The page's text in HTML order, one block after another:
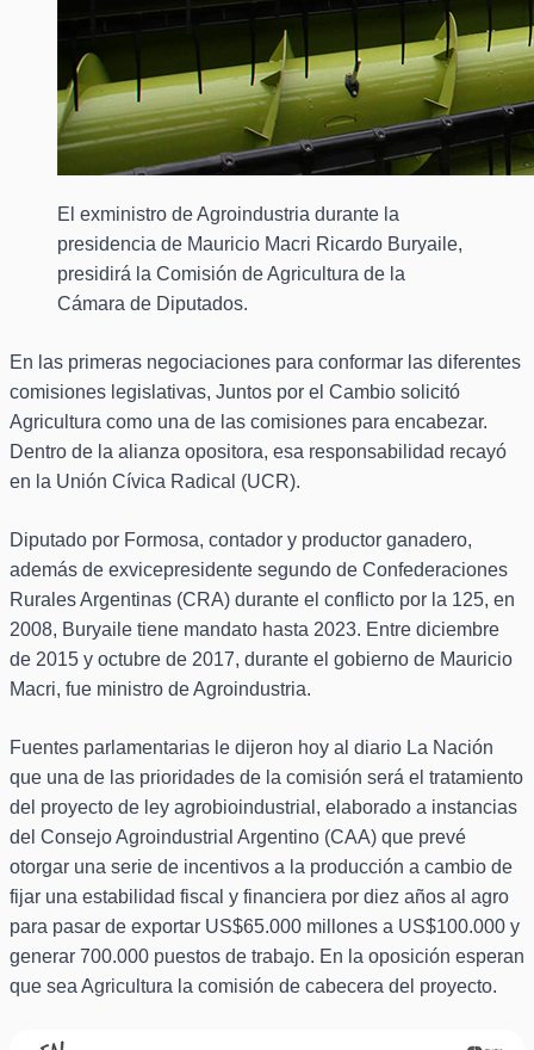
El exministro de Agroindustria durante la
presidencia de Mauricio Macri Ricardo Buryaile,
presidirá la Comisión de Agricultura de la
Cámara de Diputados.
En las primeras negociaciones para conformar las diferentes
comisiones legislativas, Juntos por el Cambio solicitó
Agricultura como una de las comisiones para encabezar.
Dentro de la alianza opositora, esa responsabilidad recayó
en la Unión Cívica Radical (UCR).
Diputado por Formosa, contador y productor ganadero,
además de exvicepresidente segundo de Confederaciones
Rurales Argentinas (CRA) durante el conflicto por la 125, en
2008, Buryaile tiene mandato hasta 2023. Entre diciembre
de 2015 y octubre de 2017, durante el gobierno de Mauricio
Macri, fue ministro de Agroindustria.
Fuentes parlamentarias le dijeron hoy al diario La Nación
que una de las prioridades de la comisión será el tratamiento
del proyecto de ley agrobioindustrial, elaborado a instancias
del Consejo Agroindustrial Argentino (CAA) que prevé
otorgar una serie de incentivos a la producción a cambio de
fijar una estabilidad fiscal y financiera por diez años al agro
para pasar de exportar US$65.000 millones a US$100.000 y
generar 700.000 puestos de trabajo. En la oposición esperan
que sea Agricultura la comisión de cabecera del proyecto.